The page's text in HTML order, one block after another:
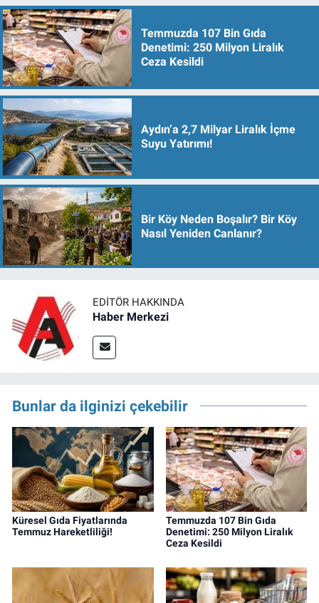
Temmuzda 107 Bin Gıda
Denetimi: 250 Milyon Liralık
Ceza Kesildi
Aydın’a 2,7 Milyar Liralık İçme
Suyu Yatırımı!
Bir Köy Neden Boşalır? Bir Köy
Nasıl Yeniden Canlanır?
EDITÖR HAKKINDA
Haber Merkezi
Bunlar da ilginizi çekebilir
Küresel Gıda Fiyatlarında
Temmuz Hareketliliği!
Temmuzda 107 Bin Gıda
Denetimi: 250 Milyon Liralık
Ceza Kesildi